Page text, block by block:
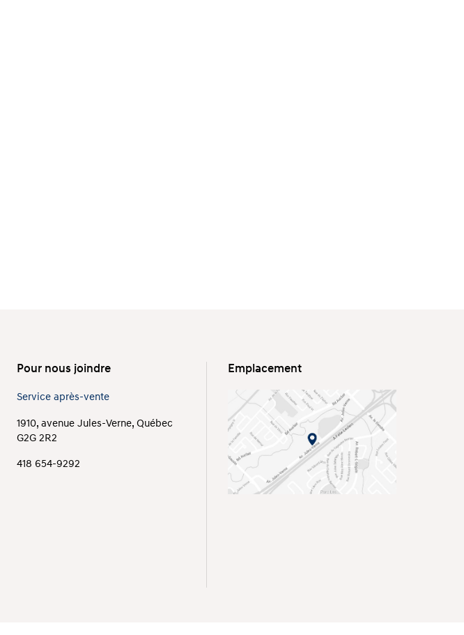
Pour nous joindre
Service après-vente
1910, avenue Jules-Verne, Québec
G2G 2R2
418 654-9292
Emplacement